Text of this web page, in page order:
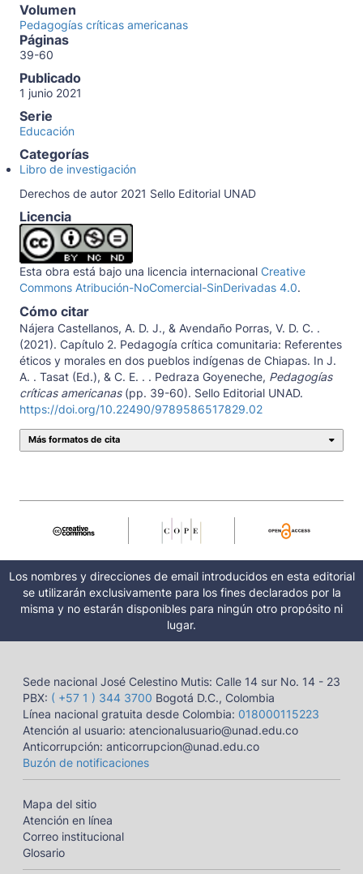
Volumen
Pedagogías críticas americanas
Páginas
39-60
Publicado
1 junio 2021
Serie
Educación
Categorías
Libro de investigación
Derechos de autor 2021 Sello Editorial UNAD
Licencia
Esta obra está bajo una licencia internacional Creative
Commons Atribución-NoComercial-SinDerivadas 4.0.
Cómo citar
Nájera Castellanos, A. D. J., & Avendaño Porras, V. D. C. .
(2021). Capítulo 2. Pedagogía crítica comunitaria: Referentes
éticos y morales en dos pueblos indígenas de Chiapas. In J.
A. . Tasat (Ed.), & C. E. . . Pedraza Goyeneche, Pedagogías
críticas americanas(pp. 39-60). Sello Editorial UNAD.
https://doi.org/10.22490/9789586517829.02
Más formatos de cita
Los nombres y direcciones de email introducidos en esta editorial
se utilizarán exclusivamente para los fines declarados por la
misma y no estarán disponibles para ningún otro propósito ni
lugar.
Sede nacional José Celestino Mutis: Calle 14 sur No. 14 - 23
PBX: ( +57 1 ) 344 3700 Bogotá D.C., Colombia
Línea nacional gratuita desde Colombia: 018000115223
Atención al usuario: atencionalusuario@unad.edu.co
Anticorrupción: anticorrupcion@unad.edu.co
Buzón de notificaciones
Mapa del sitio
Atención en línea
Correo institucional
Glosario